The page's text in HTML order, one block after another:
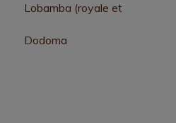
Lobamba (royale et
Dodoma